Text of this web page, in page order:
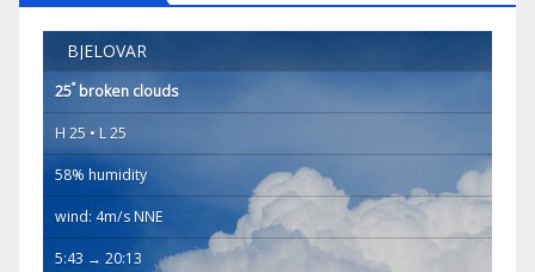
BJELOVAR
25°broken clouds
H 25 • L 25
58% humidity
wind: 4m/s NNE
5:43 → 20:13